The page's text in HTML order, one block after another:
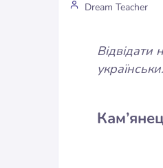
Dream Teacher
Відвідати